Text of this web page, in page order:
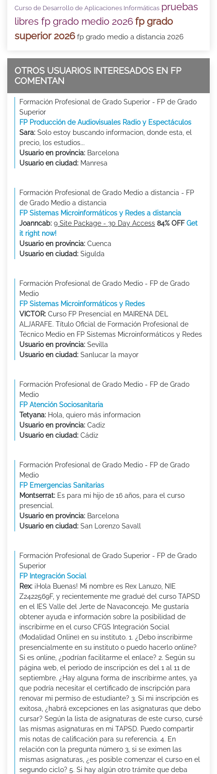
Curso de Desarrollo de Aplicaciones Informáticas pruebas
libres fp grado medio 2026fp grado
superior 2026 fp grado medio a distancia 2026
OTROS USUARIOS INTERESADOS EN FP
COMENTAN
Formación Profesional de Grado Superior - FP de Grado
Superior
FP Producción de Audiovisuales Radio y Espectáculos
Sara: Solo estoy buscando informacion, donde esta, el
precio, los estudios...
Usuario en provincia: Barcelona
Usuario en ciudad: Manresa
Formación Profesional de Grado Medio a distancia - FP
de Grado Medio a distancia
FP Sistemas Microinformáticos y Redes a distancia
Joanncab: 9 Site Package - 30 Day Access 84% OFFGet
it right now!
Usuario en provincia: Cuenca
Usuario en ciudad: Sigulda
Formación Profesional de Grado Medio - FP de Grado
Medio
FP Sistemas Microinformáticos y Redes
VICTOR: Curso FP Presencial en MAIRENA DEL
ALJARAFE. Título Oficial de Formación Profesional de
Técnico Medio en FP Sistemas Microinformáticos y Redes
Usuario en provincia: Sevilla
Usuario en ciudad: Sanlucar la mayor
Formación Profesional de Grado Medio - FP de Grado
Medio
FP Atención Sociosanitaria
Tetyana: Hola, quiero más informacion
Usuario en provincia: Cadiz
Usuario en ciudad: Cádiz
Formación Profesional de Grado Medio - FP de Grado
Medio
FP Emergencias Sanitarias
Montserrat: Es para mi hijo de 16 años, para el curso
presencial.
Usuario en provincia: Barcelona
Usuario en ciudad: San Lorenzo Savall
Formación Profesional de Grado Superior - FP de Grado
Superior
FP Integración Social
Rex: ¡Hola Buenas! Mi nombre es Rex Lanuzo, NIE
Z2422569F, y recientemente me gradué del curso TAPSD
en el IES Valle del Jerte de Navaconcejo. Me gustaría
obtener ayuda e información sobre la posibilidad de
inscribirme en el curso CFGS Integración Social
(Modalidad Online) en su instituto. 1. ¿Debo inscribirme
presencialmente en su instituto o puedo hacerlo online?
Si es online, ¿podrían facilitarme el enlace? 2. Según su
página web, el periodo de inscripción es del 1 al 11 de
septiembre. ¿Hay alguna forma de inscribirme antes, ya
que podría necesitar el certificado de inscripción para
renovar mi permiso de estudiante? 3. Si mi inscripción es
exitosa, ¿habrá excepciones en las asignaturas que debo
cursar? Según la lista de asignaturas de este curso, cursé
las mismas asignaturas en mi TAPSD. Puedo compartir
mis notas de calificación para su referencia. 4. En
relación con la pregunta número 3, si se eximen las
mismas asignaturas, ¿es posible comenzar el curso en el
segundo ciclo? 5. Si hay algún otro trámite que deba